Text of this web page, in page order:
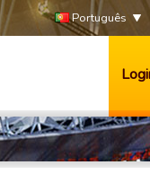
Português